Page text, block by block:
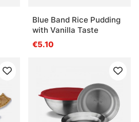
Blue Band Rice Pudding
with Vanilla Taste
€5.10